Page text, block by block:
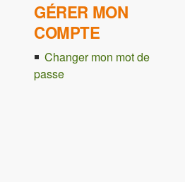
GÉRER MON
COMPTE
Changer mon mot de
passe